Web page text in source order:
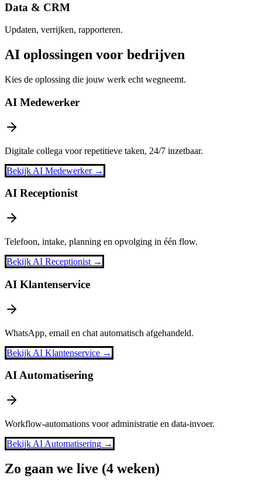
Data & CRM
Updaten, verrijken, rapporteren.
AI oplossingen voor bedrijven
Kies de oplossing die jouw werk echt wegneemt.
AI Medewerker
Digitale collega voor repetitieve taken, 24/7 inzetbaar.
Bekijk AI Medewerker→
AI Receptionist
Telefoon, intake, planning en opvolging in één flow.
Bekijk AI Receptionist →
AI Klantenservice
WhatsApp, email en chat automatisch afgehandeld.
Bekijk AI Klantenservice →
AI Automatisering
Workflow-automations voor administratie en data-invoer.
Bekijk AI Automatisering →
Zo gaan we live (4 weken)